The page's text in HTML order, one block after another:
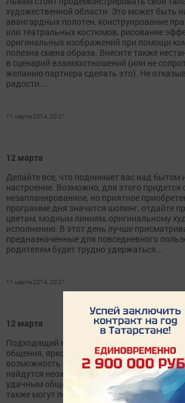
художественной области. Это может быть
авангардных полотен, конструирование
или театральных костюмов, рисование
оригинальных изображений при помощи
полезна смена образа. Внесите также
в сценарий взаимоотношений (или не
желанию партнера сделать это). Не
радости...
11 марта 2014, 20:21
12 марта
Делайте все, что поднимает вас над бытом
настроение. Возможно, для этого придется
незапланированное, но приятное
программе дня значится шопинг, отдайте
цветам, модным линиям, оригинальному
исполнению. В этот день лучше
предназначенные для повседневного
родителям будет трудно удержаться...
11 марта 2014, 20:21
12 марта
Подходящий момент для игр, флирта,
общения, яркого креатива. Многим
возможность сменить обстановку. Если для
найдутся неожиданные нюансы в
удачным общение с друзьями, детьми,
также могут появиться новые соседи.